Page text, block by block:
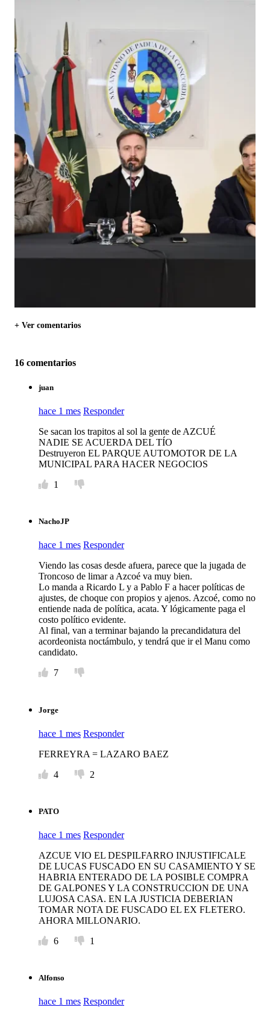
+ Ver comentarios
16 comentarios
juan
hace 1 mes Responder
Se sacan los trapitos al sol la gente de AZCUÉ
NADIE SE ACUERDA DEL TÍO
Destruyeron EL PARQUE AUTOMOTOR DE LA
MUNICIPAL PARA HACER NEGOCIOS
1
NachoJP
hace 1 mes Responder
Viendo las cosas desde afuera, parece que la jugada de
Troncoso de limar a Azcoé va muy bien.
Lo manda a Ricardo L y a Pablo F a hacer políticas de
ajustes, de choque con propios y ajenos. Azcoé, como no
entiende nada de política, acata. Y lógicamente paga el
costo político evidente.
Al final, van a terminar bajando la precandidatura del
acordeonista noctámbulo, y tendrá que ir el Manu como
candidato.
7
Jorge
hace 1 mes Responder
FERREYRA = LAZARO BAEZ
4
2
PATO
hace 1 mes Responder
AZCUE VIO EL DESPILFARRO INJUSTIFICALE
DE LUCAS FUSCADO EN SU CASAMIENTO Y SE
HABRIA ENTERADO DE LA POSIBLE COMPRA
DE GALPONES Y LA CONSTRUCCION DE UNA
LUJOSA CASA. EN LA JUSTICIA DEBERIAN
TOMAR NOTA DE FUSCADO EL EX FLETERO.
AHORA MILLONARIO.
6
1
Alfonso
hace 1 mes Responder